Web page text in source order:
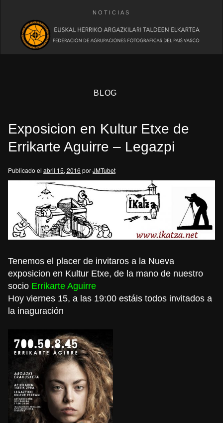
NOTICIAS
BLOG
Exposicion en Kultur Etxe de
Errikarte Aguirre – Legazpi
Publicado el abril 15, 2016 porJMTubet
Tenemos el placer de invitaros a la Nueva
exposicion en Kultur Etxe, de la mano de nuestro
socio Errikarte Aguirre
Hoy viernes 15, a las 19:00 estáis todos invitados a
la inaguración